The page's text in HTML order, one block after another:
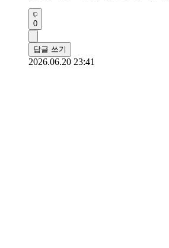
0
답글 쓰기
2026.06.20 23:41